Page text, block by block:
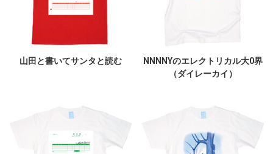
山田と書いてサンタと読む
NNNNYのエレクトリカル大0界
（ダイレーカイ）